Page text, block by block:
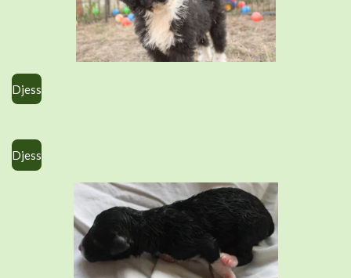
Djess
Djess